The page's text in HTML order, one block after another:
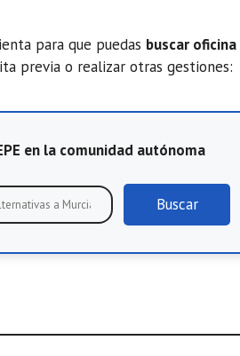
para que puedas buscar oficina
previa o realizar otras gestiones:
en la comunidad autónoma
Buscar